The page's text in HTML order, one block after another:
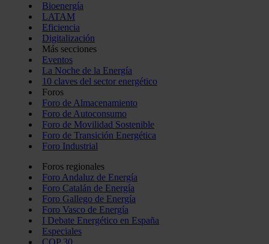
Bioenergía
LATAM
Eficiencia
Digitalización
Más secciones
Eventos
La Noche de la Energía
10 claves del sector energético
Foros
Foro de Almacenamiento
Foro de Autoconsumo
Foro de Movilidad Sostenible
Foro de Transición Energética
Foro Industrial
Foros regionales
Foro Andaluz de Energía
Foro Catalán de Energía
Foro Gallego de Energía
Foro Vasco de Energía
I Debate Energético en España
Especiales